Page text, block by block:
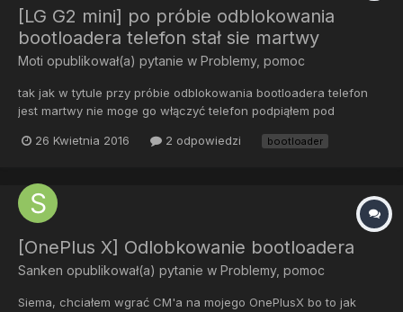
[LG G2 mini] po próbie odblokowania
bootloadera telefon stał sie martwy
Moti opublikował(a) pytanie w Problemy, pomoc
tak jak w tytule przy próbie odblokowania bootloadera telefon
jest martwy nie moge go włączyć telefon podpiąłem pod
telefon z powrotem staje sie martwy i musze dłuższą chwile
pokazuje si...
26 Kwietnia 2016 2 odpowiedzi bootloader
[OnePlus X] Odlobkowanie bootloadera
Sanken opublikował(a) pytanie w Problemy, pomoc
Siema, chciałem wgrać CM'a na mojego OnePlusX bo to jak